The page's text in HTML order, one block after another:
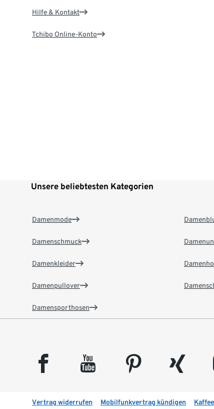
Hilfe & Kontakt
Tchibo Online-Konto
Unsere beliebtesten Kategorien
Damenmode
Damenschmuck
Damenkleider
Damenpullover
Damensporthosen
facebook youtube pinterest xing
Vertrag widerrufen Mobilfunkvertrag kündigen